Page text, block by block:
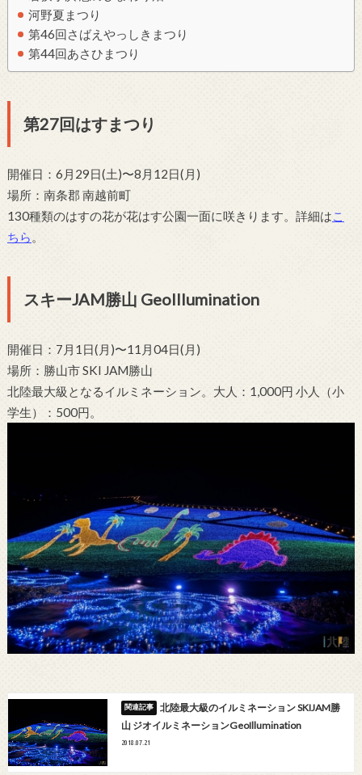
河野夏まつり
第46回さばえやっしきまつり
第44回あさひまつり
第27回はすまつり
開催日：6月29日(土)〜8月12日(月)
場所：南条郡 南越前町
130種類のはすの花が花はす公園一面に咲きります。詳細はこ
ちら 。
スキーJAM勝山 GeoIllumination
開催日：7月1日(月)〜11月04日(月)
場所：勝山市 SKI JAM勝山
北陸最大級となるイルミネーション。大人：1,000円 小人（小
学生）：500円。
北陸最大級のイルミネーション SKIJAM勝
山 ジオイルミネーションGeoIllumination
2018.07.21